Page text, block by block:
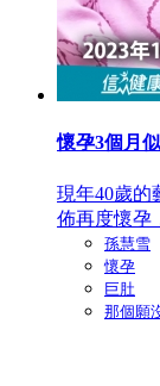
懷孕3個月
現年40歲的
佈再度懷孕
孫慧雪
懷孕
巨肚
那個願